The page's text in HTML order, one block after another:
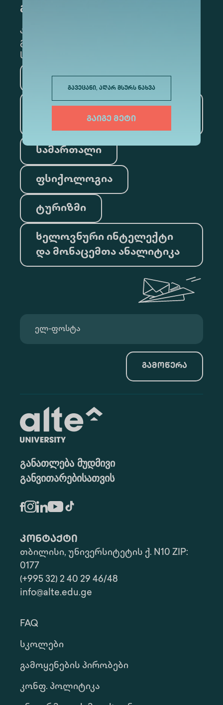
გავეცანი, აღარ მსურს ნახვა
გაიგე მეტი
გამოწერა
კონკრეტული მიმართულების
გამოსაწერად, მონიშნეთ შესაბამისი
სექცია
მედიცინა ბიზნესი
საინფორმაციო
ტექნოლოგიები
სამართალი
ფსიქოლოგია
ტურიზმი
ხელოვნური ინტელექტი
და მონაცემთა ანალიტიკა
გამოწერა
განათლება მუდმივი
განვითარებისათვის
კონტაქტი
თბილისი, უნივერსიტეტის ქ. N10 ZIP:
0177
(+995 32) 2 40 29 46/48
info@alte.edu.ge
FAQ
Სკოლები
Გამოყენების Პირობები
Კონფ. Პოლიტიკა